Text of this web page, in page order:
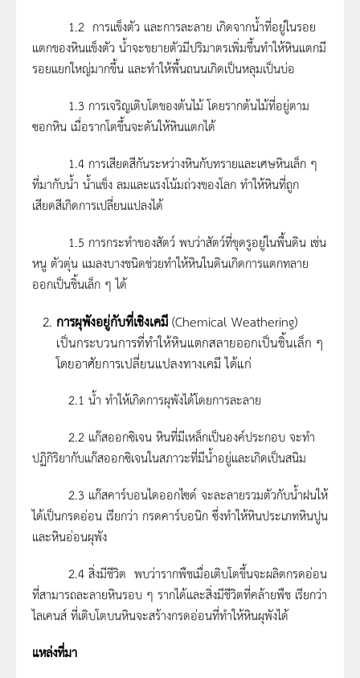
1.2 การแข็งตัว และการละลาย เกิดจากน้ำที่อยู่ในรอย
แตกของหินแข็งตัว น้ำจะขยายตัวมีปริมาตรเพิ่มขึ้นทำให้หินแตกมี
รอยแยกใหญ่มากขึ้น และทำให้พื้นถนนเกิดเป็นหลุมเป็นบ่อ
1.3 การเจริญเติบโตของต้นไม้ โดยรากต้นไม้ที่อยู่ตาม
ซอกหิน เมื่อรากโตขึ้นจะดันให้หินแตกได้
1.4 การเสียดสีกันระหว่างหินกับทรายและเศษหินเล็ก ๆ
ที่มากับน้ำ น้ำแข็ง ลมและแรงโน้มถ่วงของโลก ทำให้หินที่ถูก
เสียดสีเกิดการเปลี่ยนแปลงได้
1.5 การกระทำของสัตว์ พบว่าสัตว์ที่ขุดรูอยู่ในพื้นดิน เช่น
หนู ตัวตุ่น แมลงบางชนิดช่วยทำให้หินในดินเกิดการแตกทลาย
ออกเป็นชิ้นเล็ก ๆ ได้
การผุพังอยู่กับที่เชิงเคมี(Chemical Weathering)
เป็นกระบวนการที่ทำให้หินแตกสลายออกเป็นชิ้นเล็ก ๆ
โดยอาศัยการเปลี่ยนแปลงทางเคมี ได้แก่
2.1 น้ำ ทำให้เกิดการผุพังได้โดยการละลาย
2.2 แก๊สออกซิเจน หินที่มีเหล็กเป็นองค์ประกอบ จะทำ
ปฏิกิริยากับแก๊สออกซิเจนในสภาวะที่มีน้ำอยู่และเกิดเป็นสนิม
2.3 แก๊สคาร์บอนไดออกไซด์ จะละลายรวมตัวกับน้ำฝนให้
ได้เป็นกรดอ่อน เรียกว่า กรดคาร์บอนิก ซึ่งทำให้หินประเภทหินปูน
และหินอ่อนผุพัง
2.4 สิ่งมีชีวิต พบว่ารากพืชเมื่อเติบโตขึ้นจะผลิตกรดอ่อน
ที่สามารถละลายหินรอบ ๆ รากได้และสิ่งมีชีวิตที่คล้ายพืช เรียกว่า
ไลเคนส์ ที่เติบโตบนหินจะสร้างกรดอ่อนที่ทำให้หินผุพังได้
แหล่งที่มา